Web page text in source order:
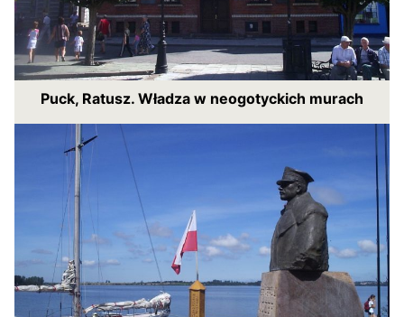
Puck, Ratusz. Władza w neogotyckich murach